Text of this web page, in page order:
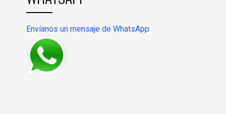
Envíanos un mensaje de WhatsApp